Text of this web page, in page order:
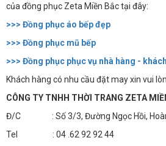
của đồng phục Zeta Miền Bắc tại đây:
>>> Đồng phục áo bếp đẹp
>>> Đồng phục mũ bếp
>>> Đồng phục phục vụ nhà hàng -
Khách hàng có nhu cầu đặt may xin vui
CÔNG TY TNHH THỜI TRANG ZETA
Đ/C : Số 3/3, Đường Ngọc Hồi, Hoàng
Tel : 04 .62 92 92 44